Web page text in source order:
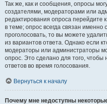
Так же, как и сообщения, опросы
создателями, модераторами или
редактирования опроса перейдите
в теме; опрос всегда связан именно
проголосовать, то вы можете
из вариантов ответа. Однако если
модераторы или администраторы
опрос. Это сделано для того,
ответов во время голосования.
Вернуться к началу
Почему мне недоступны